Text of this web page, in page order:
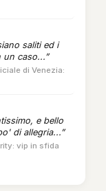
saliti ed i
un caso...”
di Venezia:
e bello
di allegria...”
vip in sfida